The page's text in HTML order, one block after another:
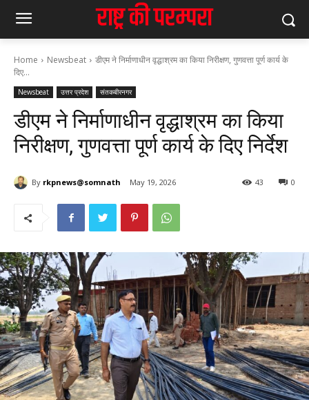
Home Newsbeat
डीएम ने निर्माणाधीन वृद्धाश्रम का किया निरीक्षण, गुणवत्ता पूर्ण कार्य के
दिए...
Newsbeat उत्तर प्रदेश संतकबीरनगर
डीएम ने निर्माणाधीन वृद्धाश्रम का किया
निरीक्षण, गुणवत्ता पूर्ण कार्य के दिए निर्देश
By rkpnews@somnath May 19, 2026 0
43